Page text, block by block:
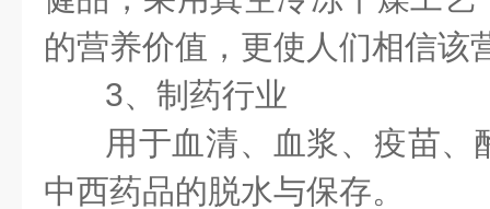
的营养价值，更使人们相信该
3、制药行业
用于血清、血浆、疫苗、
中西药品的脱水与保存。